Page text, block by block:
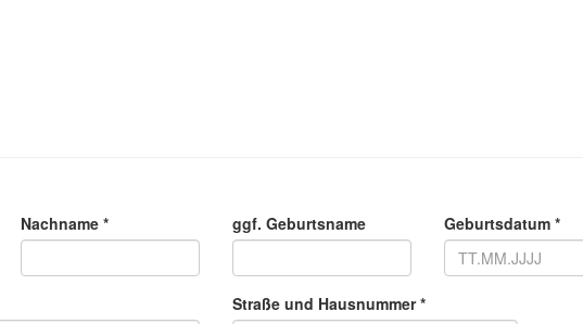
Nachname * ggf. Geburtsname Geburtsdatum *
Straße und Hausnummer *